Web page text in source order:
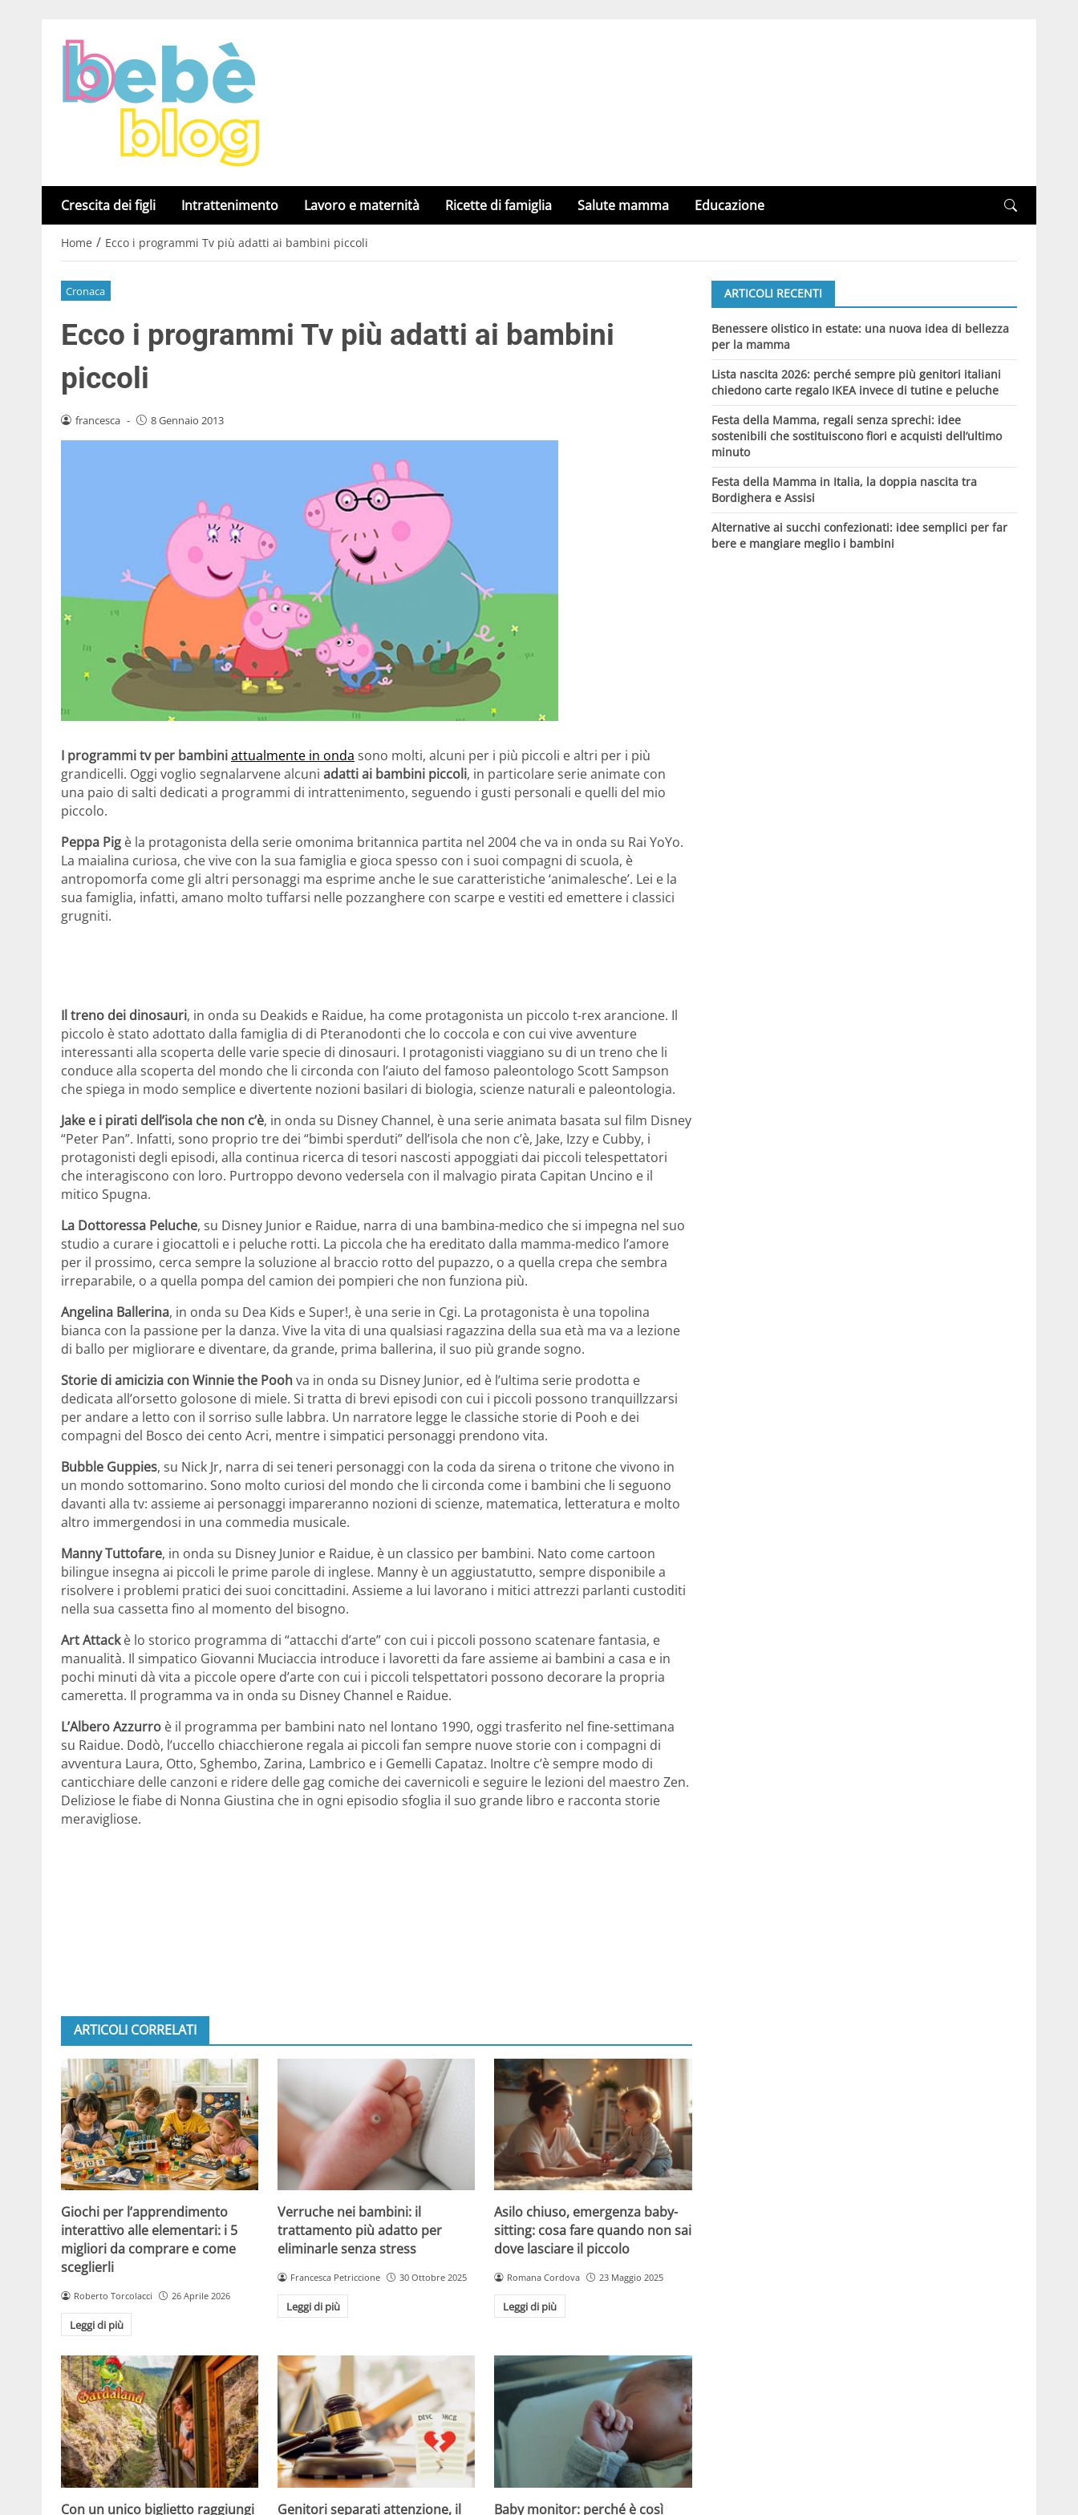
Crescita dei figli Intrattenimento Lavoro e maternità Ricette di famiglia Salute mamma Educazione
Home / Ecco i programmi Tv più adatti ai bambini piccoli
Cronaca
Ecco i programmi Tv più adatti ai bambini
piccoli
francesca - 8 Gennaio 2013
I programmi tv per bambiniattualmente in onda sono molti, alcuni per i più piccoli e altri per i più
grandicelli. Oggi voglio segnalarvene alcuni adatti ai bambini piccoli, in particolare serie animate con
una paio di salti dedicati a programmi di intrattenimento, seguendo i gusti personali e quelli del mio
piccolo.
Peppa Pig è la protagonista della serie omonima britannica partita nel 2004 che va in onda su Rai YoYo.
La maialina curiosa, che vive con la sua famiglia e gioca spesso con i suoi compagni di scuola, è
antropomorfa come gli altri personaggi ma esprime anche le sue caratteristiche ‘animalesche’. Lei e la
sua famiglia, infatti, amano molto tuffarsi nelle pozzanghere con scarpe e vestiti ed emettere i classici
grugniti.
Il treno dei dinosauri, in onda su Deakids e Raidue, ha come protagonista un piccolo t-rex arancione. Il
piccolo è stato adottato dalla famiglia di di Pteranodonti che lo coccola e con cui vive avventure
interessanti alla scoperta delle varie specie di dinosauri. I protagonisti viaggiano su di un treno che li
conduce alla scoperta del mondo che li circonda con l’aiuto del famoso paleontologo Scott Sampson
che spiega in modo semplice e divertente nozioni basilari di biologia, scienze naturali e paleontologia.
Jake e i pirati dell’isola che non c’è, in onda su Disney Channel, è una serie animata basata sul film Disney
“Peter Pan”. Infatti, sono proprio tre dei “bimbi sperduti” dell’isola che non c’è, Jake, Izzy e Cubby, i
protagonisti degli episodi, alla continua ricerca di tesori nascosti appoggiati dai piccoli telespettatori
che interagiscono con loro. Purtroppo devono vedersela con il malvagio pirata Capitan Uncino e il
mitico Spugna.
La Dottoressa Peluche, su Disney Junior e Raidue, narra di una bambina-medico che si impegna nel suo
studio a curare i giocattoli e i peluche rotti. La piccola che ha ereditato dalla mamma-medico l’amore
per il prossimo, cerca sempre la soluzione al braccio rotto del pupazzo, o a quella crepa che sembra
irreparabile, o a quella pompa del camion dei pompieri che non funziona più.
Angelina Ballerina, in onda su Dea Kids e Super!, è una serie in Cgi. La protagonista è una topolina
bianca con la passione per la danza. Vive la vita di una qualsiasi ragazzina della sua età ma va a lezione
di ballo per migliorare e diventare, da grande, prima ballerina, il suo più grande sogno.
Storie di amicizia con Winnie the Poohva in onda su Disney Junior, ed è l’ultima serie prodotta e
dedicata all’orsetto golosone di miele. Si tratta di brevi episodi con cui i piccoli possono tranquillzzarsi
per andare a letto con il sorriso sulle labbra. Un narratore legge le classiche storie di Pooh e dei
compagni del Bosco dei cento Acri, mentre i simpatici personaggi prendono vita.
Bubble Guppies, su Nick Jr, narra di sei teneri personaggi con la coda da sirena o tritone che vivono in
un mondo sottomarino. Sono molto curiosi del mondo che li circonda come i bambini che li seguono
davanti alla tv: assieme ai personaggi impareranno nozioni di scienze, matematica, letteratura e molto
altro immergendosi in una commedia musicale.
Manny Tuttofare, in onda su Disney Junior e Raidue, è un classico per bambini. Nato come cartoon
bilingue insegna ai piccoli le prime parole di inglese. Manny è un aggiustatutto, sempre disponibile a
risolvere i problemi pratici dei suoi concittadini. Assieme a lui lavorano i mitici attrezzi parlanti custoditi
nella sua cassetta fino al momento del bisogno.
Art Attackè lo storico programma di “attacchi d’arte” con cui i piccoli possono scatenare fantasia, e
manualità. Il simpatico Giovanni Muciaccia introduce i lavoretti da fare assieme ai bambini a casa e in
pochi minuti dà vita a piccole opere d’arte con cui i piccoli telspettatori possono decorare la propria
cameretta. Il programma va in onda su Disney Channel e Raidue.
L’Albero Azzurro è il programma per bambini nato nel lontano 1990, oggi trasferito nel fine-settimana
su Raidue. Dodò, l’uccello chiacchierone regala ai piccoli fan sempre nuove storie con i compagni di
avventura Laura, Otto, Sghembo, Zarina, Lambrico e i Gemelli Capataz. Inoltre c’è sempre modo di
canticchiare delle canzoni e ridere delle gag comiche dei cavernicoli e seguire le lezioni del maestro Zen.
Deliziose le fiabe di Nonna Giustina che in ogni episodio sfoglia il suo grande libro e racconta storie
meravigliose.
ARTICOLI CORRELATI
Giochi per l’apprendimento
interattivo alle elementari: i 5
migliori da comprare e come
sceglierli
Roberto Torcolacci 26 Aprile 2026
Leggi di più
Verruche nei bambini: il
trattamento più adatto per
eliminarle senza stress
Francesca Petriccione 30 Ottobre 2025
Leggi di più
Asilo chiuso, emergenza baby-
sitting: cosa fare quando non sai
dove lasciare il piccolo
Romana Cordova 23 Maggio 2025
Leggi di più
Con un unico biglietto raggiungi Genitori separati attenzione, il Baby monitor: perché è così
ARTICOLI RECENTI
Benessere olistico in estate: una nuova idea di bellezza
per la mamma
Lista nascita 2026: perché sempre più genitori italiani
chiedono carte regalo IKEA invece di tutine e peluche
Festa della Mamma, regali senza sprechi: idee
sostenibili che sostituiscono fiori e acquisti dell’ultimo
minuto
Festa della Mamma in Italia, la doppia nascita tra
Bordighera e Assisi
Alternative ai succhi confezionati: idee semplici per far
bere e mangiare meglio i bambini